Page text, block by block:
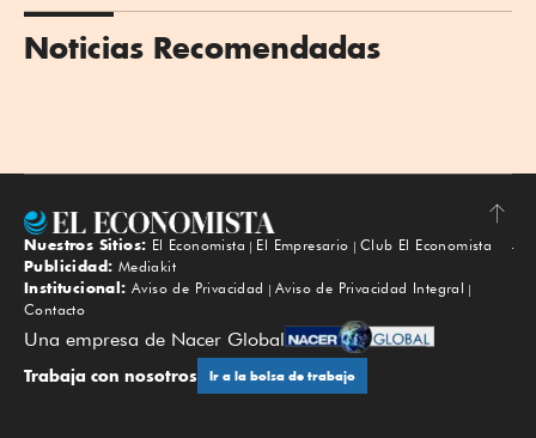
Noticias Recomendadas
Subir
Nuestros Sitios: El Economista El Empresario
Club El Economista
Publicidad: Mediakit
Institucional: Aviso de Privacidad
Aviso de Privacidad Integral
Contacto
Una empresa de Nacer Global
Trabaja con nosotros Ir a la bolsa de trabajo